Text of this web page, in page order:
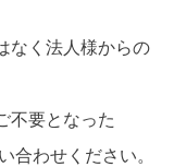
なく法人様からの
不要となった
合わせください。